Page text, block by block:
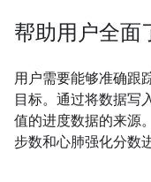
帮助用户全面
用户需要能够准确跟
目标。通过将数据写
值的进度数据的来源
步数和心肺强化分数